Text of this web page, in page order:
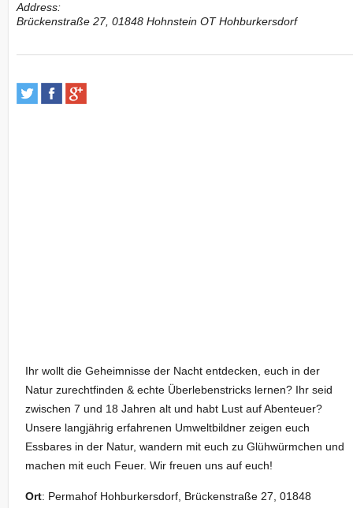
Address:
Brückenstraße 27, 01848 Hohnstein OT Hohburkersdorf
Ihr wollt die Geheimnisse der Nacht entdecken, euch in der
Natur zurechtfinden & echte Überlebenstricks lernen? Ihr seid
zwischen 7 und 18 Jahren alt und habt Lust auf Abenteuer?
Unsere langjährig erfahrenen Umweltbildner zeigen euch
Essbares in der Natur, wandern mit euch zu Glühwürmchen und
machen mit euch Feuer. Wir freuen uns auf euch!
Ort: Permahof Hohburkersdorf, Brückenstraße 27, 01848